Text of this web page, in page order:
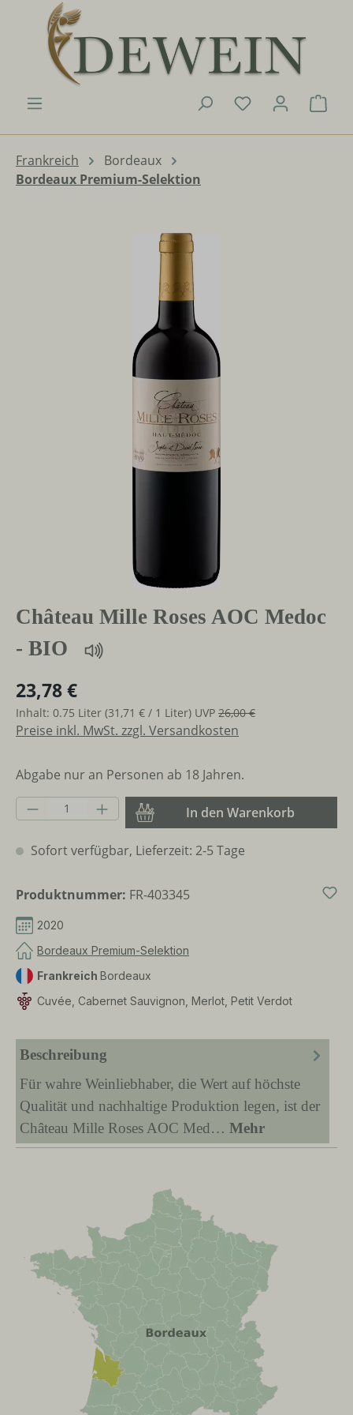
Zum Hauptinhalt springen
Du hast 0
Frankreich
Bordeaux
Bordeaux Premium-Selektion
Château Mille Roses AOC Medoc
- BIO
23,78 €
Inhalt: 0.75 Liter (31,71 € / 1 Liter) UVP 26,00 €
Preise inkl. MwSt. zzgl. Versandkosten
Abgabe nur an Personen ab 18 Jahren.
Produkt Anzahl: Gib den gewünschten
In den Warenkorb
Sofort verfügbar, Lieferzeit: 2-5 Tage
Produktnummer: FR-403345
2020
Bordeaux Premium-Selektion
Frankreich Bordeaux
Cuvée, Cabernet Sauvignon, Merlot, Petit Verdot
Beschreibung
Für wahre Weinliebhaber, die Wert auf höchste
Qualität und nachhaltige Produktion legen, ist der
Château Mille Roses AOC Med… Mehr